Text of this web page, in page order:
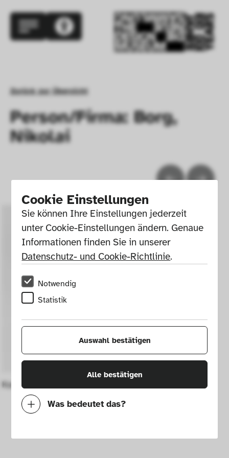
Cookie Einstellungen
Sie können Ihre Einstellungen jederzeit
unter Cookie-Einstellungen ändern. Genaue
Informationen finden Sie in unserer
Datenschutz- und Cookie-Richtlinie.
Notwendig
Statistik
Auswahl bestätigen
Alle bestätigen
Was bedeutet das?
Mit diesen Cookies können wir durch
Zurück zur Übersicht
Person/Firma: Borg,
Nikolai
Kartonschachtel für Bahlsen Leibniz Keks